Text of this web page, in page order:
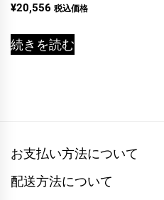
¥20,556 税込価格
続きを読む
お支払い方法について
配送方法について